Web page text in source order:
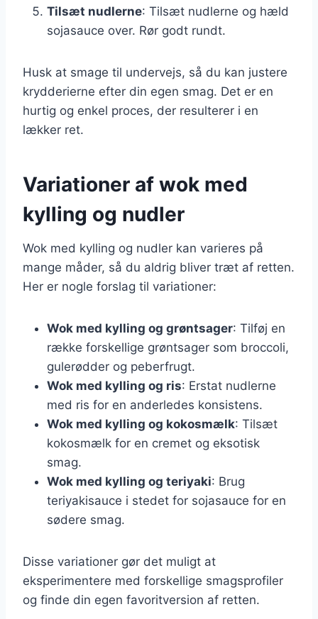
Tilsæt nudlerne: Tilsæt nudlerne og hæld
sojasauce over. Rør godt rundt.
Husk at smage til undervejs, så du kan justere
krydderierne efter din egen smag. Det er en
hurtig og enkel proces, der resulterer i en
lækker ret.
Variationer af wok med
kylling og nudler
Wok med kylling og nudler kan varieres på
mange måder, så du aldrig bliver træt af retten.
Her er nogle forslag til variationer:
Wok med kylling og grøntsager: Tilføj en
række forskellige grøntsager som broccoli,
gulerødder og peberfrugt.
Wok med kylling og ris: Erstat nudlerne
med ris for en anderledes konsistens.
Wok med kylling og kokosmælk: Tilsæt
kokosmælk for en cremet og eksotisk
smag.
Wok med kylling og teriyaki: Brug
teriyakisauce i stedet for sojasauce for en
sødere smag.
Disse variationer gør det muligt at
eksperimentere med forskellige smagsprofiler
og finde din egen favoritversion af retten.